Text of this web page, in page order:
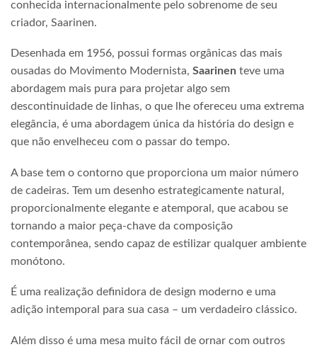
conhecida internacionalmente pelo sobrenome de seu
criador, Saarinen.
Desenhada em 1956, possui formas orgânicas das mais
ousadas do Movimento Modernista, Saarinen teve uma
abordagem mais pura para projetar algo sem
descontinuidade de linhas, o que lhe ofereceu uma extrema
elegância, é uma abordagem única da história do design e
que não envelheceu com o passar do tempo.
A base tem o contorno que proporciona um maior número
de cadeiras. Tem um desenho estrategicamente natural,
proporcionalmente elegante e atemporal, que acabou se
tornando a maior peça-chave da composição
contemporânea, sendo capaz de estilizar qualquer ambiente
monótono.
É uma realização definidora de design moderno e uma
adição intemporal para sua casa – um verdadeiro clássico.
Além disso é uma mesa muito fácil de ornar com outros